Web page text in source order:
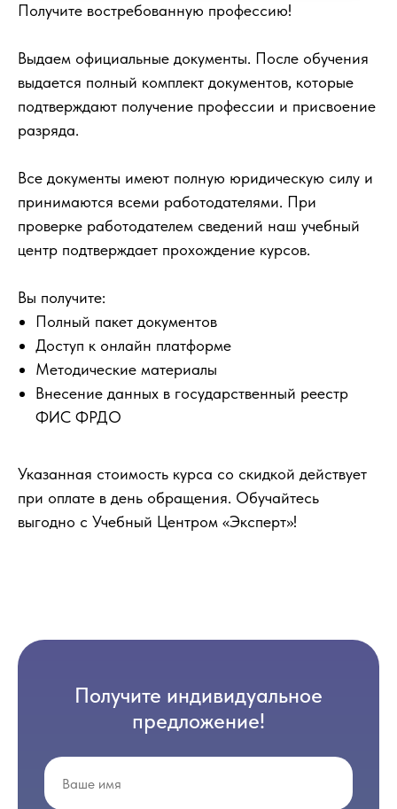
Получите востребованную профессию!
Выдаем официальные документы. После обучения
выдается полный комплект документов, которые
подтверждают получение профессии и присвоение
разряда.
Все документы имеют полную юридическую силу и
принимаются всеми работодателями. При
проверке работодателем сведений наш учебный
центр подтверждает прохождение курсов.
Вы получите:
Полный пакет документов
Доступ к онлайн платформе
Методические материалы
Внесение данных в государственный реестр
ФИС ФРДО
Указанная стоимость курса со скидкой действует
при оплате в день обращения. Обучайтесь
выгодно с Учебный Центром «Эксперт»!
Получите индивидуальное
предложение!